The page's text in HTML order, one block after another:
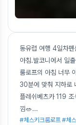
동유럽 여행 4일차
아침.발코니에서 일
룸로프의 아침 너무
30분에 맞춰 지하로
플레쉬베츠카 119
낌🥗...
#체스키크룸로프 #체